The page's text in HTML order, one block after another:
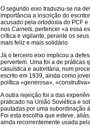
O segundo eixo traduziu-se na
importância a inscrição do
acusado pela ortodoxia do PCF
nos Carnets, pertencer «a essa
crítica e vigilante, perante os
mais feliz e mais solidário.
Já o terceiro eixo implicou a
pervertem. Uma foi a de práticas
casuística e autoritária, num
escrito em 1939, ainda como
política «generosa»,
A outra rejeição foi a das
praticado na União Soviética e
pautadas por uma subordinação
Foi esta escolha que esteve,
ainda recorrentemente usada